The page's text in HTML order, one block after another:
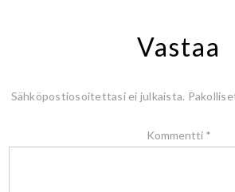
Vastaa
Sähköpostiosoitettasi ei julkaista.
Kommentti *